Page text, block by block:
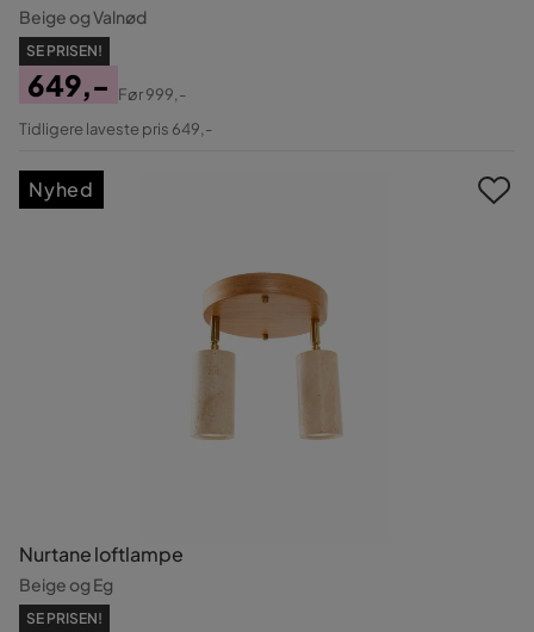
Beige og Valnød
SE PRISEN!
Pris
649,-
Original
Før999,-
Tidligere laveste pris 649,-
Nurtane loftlampe
Beige og Eg
SE PRISEN!
Nyhed